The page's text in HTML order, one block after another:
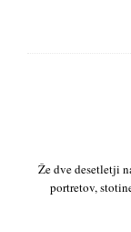
Že dve desetletji
portretov,